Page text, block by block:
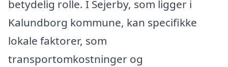
betydelig rolle. I Sejerby, som ligger i
Kalundborg kommune, kan specifikke
lokale faktorer, som
transportomkostninger og